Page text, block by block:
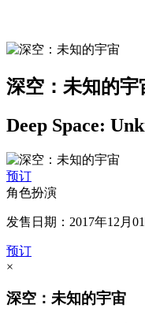
深空：未知的宇
Deep Space:
预订
角色扮演
发售日期：2017年12月01
预订
×
深空：未知的宇宙